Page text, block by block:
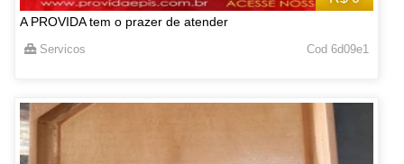
A PROVIDA tem o prazer de atender
Servicos Cod 6d09e1